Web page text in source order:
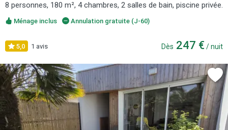
8 personnes, 180 m², 4 chambres, 2 salles de bain, piscine privée.
Ménage inclus Annulation gratuite (J-60)
5,0 1 avis Dès 247 € / nuit